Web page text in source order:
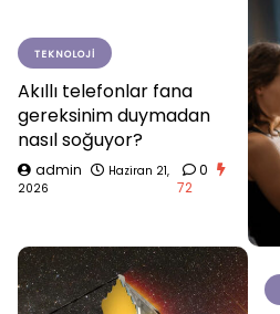
TEKNOLOJI
Akıllı telefonlar fana
gereksinim duymadan
nasıl soğuyor?
admin
Haziran 21,
2026
0
72